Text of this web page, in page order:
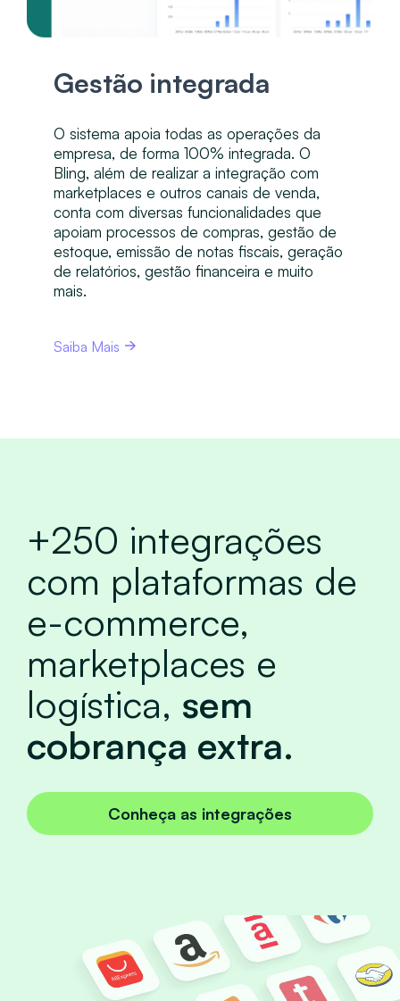
Gestão integrada
O sistema apoia todas as operações da
empresa, de forma 100% integrada. O
Bling, além de realizar a integração com
marketplaces e outros canais de venda,
conta com diversas funcionalidades que
apoiam processos de compras, gestão de
estoque, emissão de notas fiscais, geração
de relatórios, gestão financeira e muito
mais.
Saiba Mais
+250 integrações
com plataformas de
e-commerce,
marketplaces e
logística, sem
cobrança extra.
Conheça as integrações